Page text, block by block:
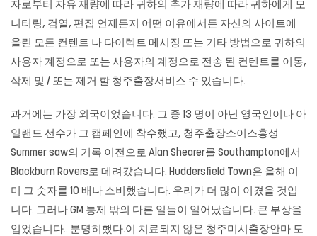
자로부터 자유 재량에 따라 귀하의 추가 재량에 따라 귀하에게 모
니터링, 검열, 편집 언제든지 어떤 이유에서든 자신의 사이트에
올린 모든 컨텐트 나 다이렉트 메시징 또는 기타 방법으로 귀하의
사용자 계정으로 또는 사용자의 계정으로 전송 된 컨텐트를 이동,
삭제 및 / 또는 제거 할 청주출장서비스 수 있습니다.
과거에는 가장 외국이었습니다. 그 중 13 명이 아닌 영국인이나 아
일랜드 선수가 그 캠페인에 착수했고, 청주출장소이스홍성
Summer saw의 기록 이전으로 Alan Shearer를 Southampton에서
Blackburn Rovers로 데려갔습니다. Huddersfield Town은 올해 이
미 그 숫자를 10 배나 소비했습니다. 우리가 더 많이 이겼을 것입
니다. 그러나 GM 통제 밖의 다른 일들이 일어났습니다. 큰 부상을
입었습니다.. 분명히했다.이 치료되지 않은 청주미시출장안마 도